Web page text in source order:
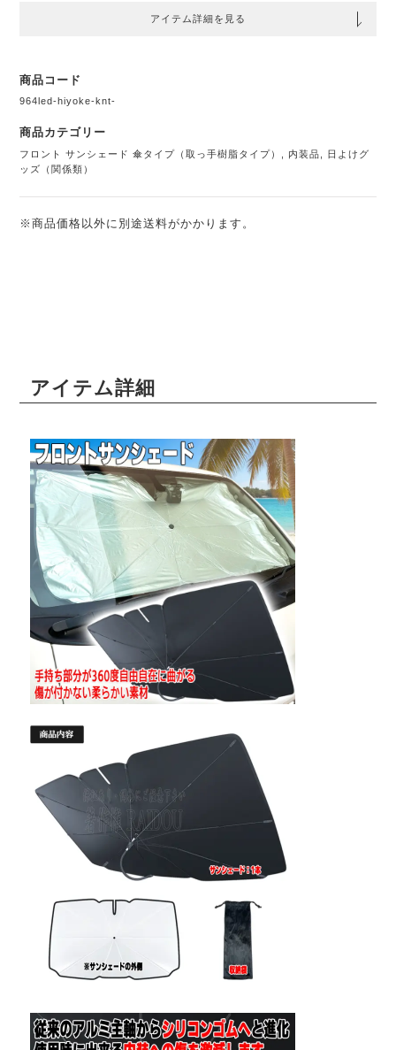
アイテム詳細を見る
商品コード
964led-hiyoke-knt-
商品カテゴリー
フロント サンシェード 傘タイプ（取っ手樹脂タイプ） 内装品
日よけグ
ッズ（関係類）
※商品価格以外に別途送料がかかります。
アイテム詳細